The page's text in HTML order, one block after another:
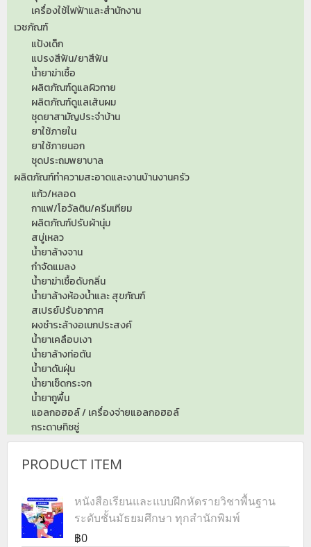
เครื่องใช้ไฟฟ้าและสำนักงาน
เวชภัณฑ์
แป้งเด็ก
แปรงสีฟัน/ยาสีฟัน
น้ำยาฆ่าเชื้อ
ผลิตภัณฑ์ดูแลผิวกาย
ผลิตภัณฑ์ดูแลเส้นผม
ชุดยาสามัญประจำบ้าน
ยาใช้ภายใน
ยาใช้ภายนอก
ชุดประถมพยาบาล
ผลิตภัณฑ์ทำความสะอาดและงานบ้านงานครัว
แก้ว/หลอด
กาแฟ/โอวัลติน/ครีมเทียม
ผลิตภัณฑ์ปรับผ้านุ่ม
สบู่เหลว
น้ำยาล้างจาน
กำจัดแมลง
น้ำยาฆ่าเชื้อดับกลิ่น
น้ำยาล้างห้องน้ำและ สุขภัณฑ์
สเปรย์ปรับอากาศ
ผงชำระล้างอเนกประสงค์
น้ำยาเคลือบเงา
น้ำยาล้างท่อตัน
น้ำยาดันฝุ่น
น้ำยาเช็ดกระจก
น้ำยาถูพื้น
แอลกอฮอล์ / เครื่องจ่ายแอลกอฮอล์
กระดาษทิชชู่
PRODUCT ITEM
หนังสือเรียนและแบบฝึกหัดรายวิชาพื้นฐาน
ระดับชั้นมัธยมศึกษา ทุกสำนักพิมพ์
฿0